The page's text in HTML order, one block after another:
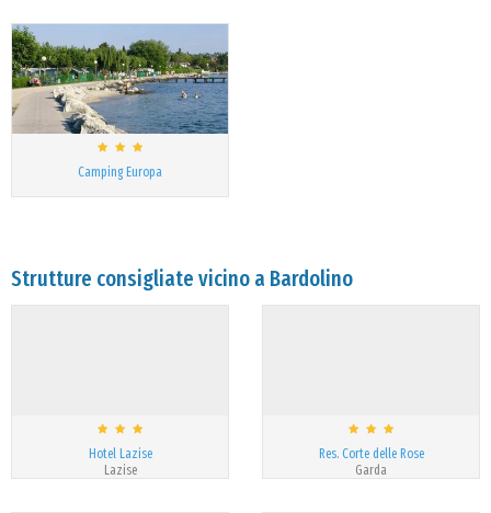
Camping Europa
Strutture consigliate vicino a Bardolino
Hotel Lazise
Lazise
Res. Corte delle Rose
Garda